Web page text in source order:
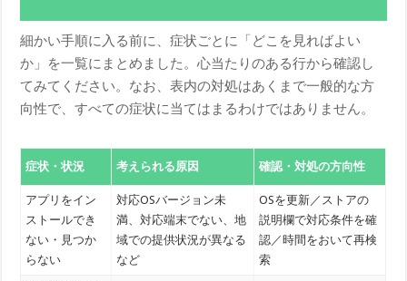
細かい手順に入る前に、症状ごとに「どこを見ればよい
か」を一覧にまとめました。心当たりのある行から確認し
てみてください。なお、表内の対処はあくまで一般的な方
向性で、すべての症状に当てはまるわけではありません。
症状・状況 考えられる原因 確認・対処の方向性
アプリをイン
ストールでき
ない・見つか
らない
対応OSバージョン未
満、対応端末でない、地
域での提供状況が異なる
など
OSを更新／ストアの
説明欄で対応条件を確
認／時間をおいて再検
索